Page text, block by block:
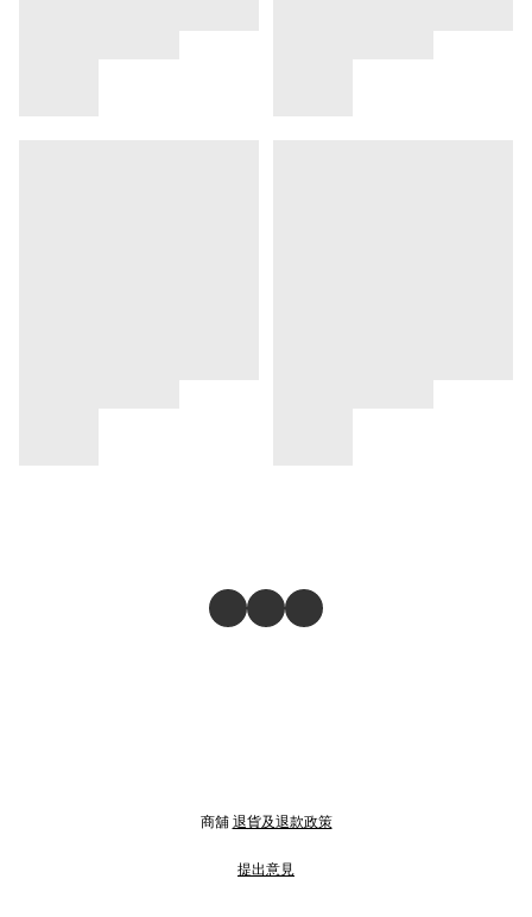
商舖 退貨及退款政策
提出意見